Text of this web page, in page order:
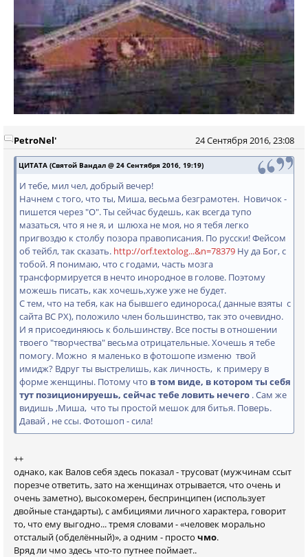
24 Сентября 2016, 23:08
PetroNel'
ЦИТАТА (Святой Вандал @ 24 Сентября 2016, 19:19)
И тебе, мил чел, добрый вечер!
Начнем с того, что ты, Миша, весьма безграмотен. Новичок -
пишется через "О". Ты сейчас будешь, как всегда тупо
мазаться, что я не я, и шлюха не моя, но я тебя легко
пригвоздю к столбу позора правописания. По русски! Фейсом
об тейбл, так сказать. http://orf.textolog...&n=78379 Ну да Бог, с
тобой. Я понимаю, что с годами, часть мозга
трансформируется в нечто инородное в голове. Поэтому
можешь писать, как хочешь,хуже уже не будет.
С тем, что на тебя, как на бывшего единороса,( данные взяты с
сайта ВС РХ), положило член большинство, так это очевидно.
И я присоединяюсь к большинству. Все посты в отношении
твоего "творчества" весьма отрицательные. Хочешь я тебе
помогу. Можно я маленько в фотошопе изменю твой
имидж? Вдруг ты выстрелишь, как личность, к примеру в
форме женщины. Потому что в том виде, в котором ты себя
тут позиционируешь, сейчас тебе ловить нечего . Сам же
видишь ,Миша, что ты простой мешок для битья. Поверь.
Давай , не ссы. Фотошоп - сила!
++
однако, как Валов себя здесь показал - трусоват (мужчинам ссыт
порезче ответить, зато на женщинах отрывается, что очень и
очень заметно), высокомерен, беспринципен (использует
двойные стандарты), с амбициями личного характера, говорит
то, что ему выгодно... тремя словами - «человек морально
отсталый (обделённый)», а одним - просто чмо.
Вряд ли чмо здесь что-то путнее поймает..